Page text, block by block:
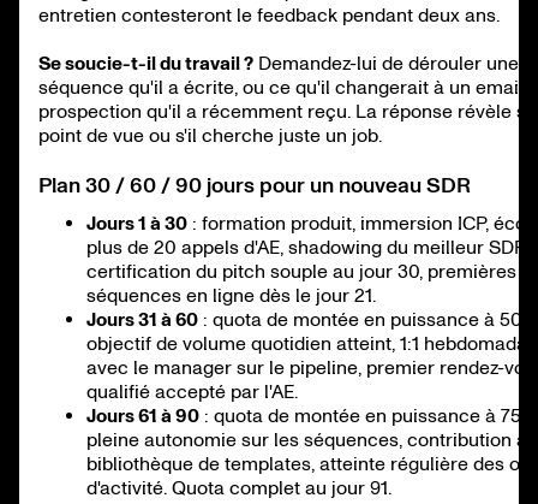
entretien contesteront le feedback pendant deux ans.
Se soucie-t-il du travail ? Demandez-lui de dérouler une
séquence qu'il a écrite, ou ce qu'il changerait à un email
prospection qu'il a récemment reçu. La réponse révèle
point de vue ou s'il cherche juste un job.
Plan 30 / 60 / 90 jours pour un nouveau SDR
Jours 1 à 30 : formation produit, immersion ICP,
plus de 20 appels d'AE, shadowing du meilleur SDR,
certification du pitch souple au jour 30, premières
séquences en ligne dès le jour 21.
Jours 31 à 60 : quota de montée en puissance à 50
objectif de volume quotidien atteint, 1:1
avec le manager sur le pipeline, premier rendez-
qualifié accepté par l'AE.
Jours 61 à 90 : quota de montée en puissance à 75
pleine autonomie sur les séquences, contribution à
bibliothèque de templates, atteinte régulière des
d'activité. Quota complet au jour 91.